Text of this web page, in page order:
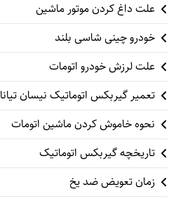
علت داغ کردن موتور ماشین
خودرو چینی شاسی بلند
علت لرزش خودرو اتومات
تعمیر گیربکس اتوماتیک نیسان تیانا
نحوه خاموش کردن ماشین اتومات
تاریخچه گیربکس اتوماتیک
زمان تعویض ضد یخ